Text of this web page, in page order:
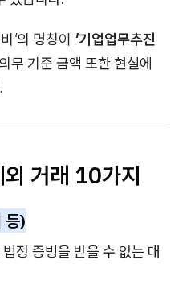
'의 명칭이 '기업업무추진
무 기준 금액 또한 현실에
거래 10가지
등)
정 증빙을 받을 수 없는 대